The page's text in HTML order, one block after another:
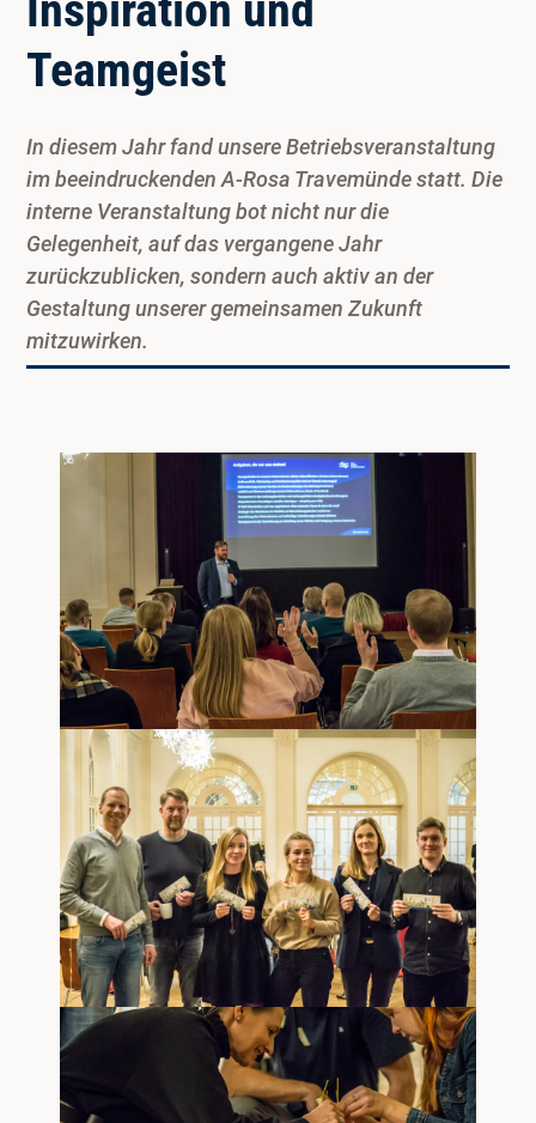
Teamgeist
In diesem Jahr fand unsere Betriebsveranstaltung
im beeindruckenden A-Rosa Travemünde statt. Die
interne Veranstaltung bot nicht nur die
Gelegenheit, auf das vergangene Jahr
zurückzublicken, sondern auch aktiv an der
Gestaltung unserer gemeinsamen Zukunft
mitzuwirken.